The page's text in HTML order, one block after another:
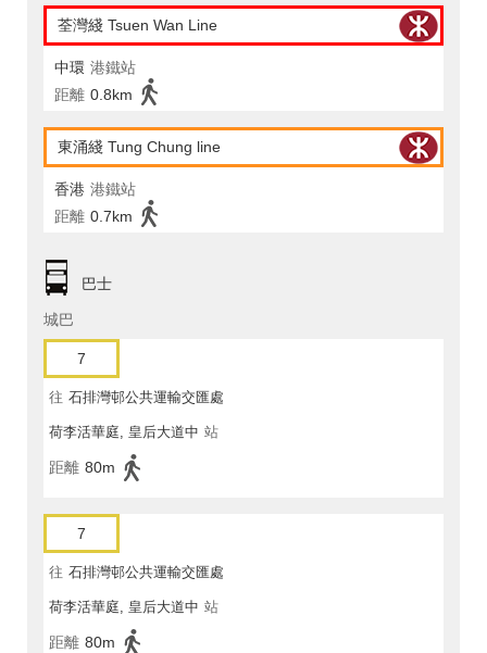
荃灣綫 Tsuen Wan Line
中環 港鐵站
距離 0.8km
東涌綫 Tung Chung line
香港 港鐵站
距離 0.7km
巴士
城巴
7
往 石排灣邨公共運輸交匯處
荷李活華庭, 皇后大道中 站
距離 80m
7
往 石排灣邨公共運輸交匯處
荷李活華庭, 皇后大道中 站
距離 80m